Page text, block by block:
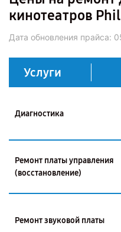
кинотеатров
Дата обновления прайса:
Услуги
Диагностика
Ремонт платы управления
(восстановление)
Ремонт звуковой платы